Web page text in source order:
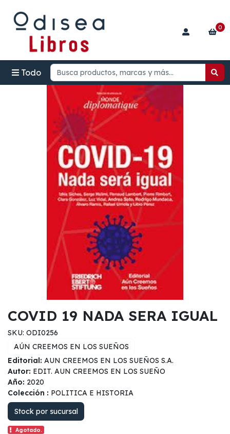
Todo
0
COVID 19 NADA SERA IGUAL
SKU: ODI0256
AÚN CREEMOS EN LOS SUEÑOS
Editorial: AUN CREEMOS EN LOS SUEÑOS S.A.
Autor: EDIT. AUN CREEMOS EN LOS SUEÑO
Año: 2020
Colección : POLITICA E HISTORIA
Stock por sucursal
Agotado.